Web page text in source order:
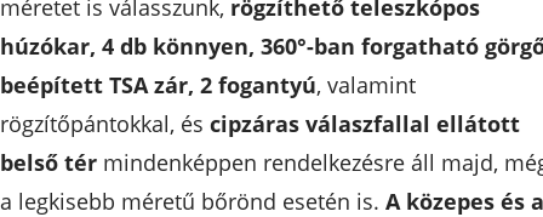
méretet is válasszunk, rögzíthető teleszkópos
húzókar, 4 db könnyen, 360°-ban forgatható
beépített TSA zár, 2 fogantyú, valamint
rögzítőpántokkal, és cipzáras válaszfallal ellátott
belső tér mindenképpen rendelkezésre áll majd,
a legkisebb méretű bőrönd esetén is. A közepes és a